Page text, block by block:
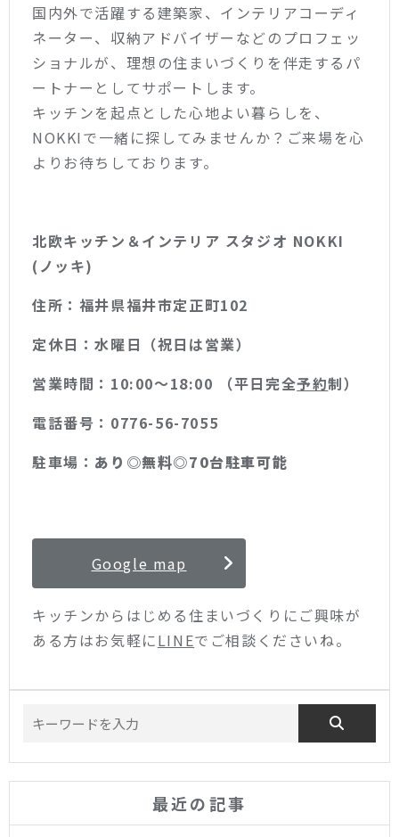
国内外で活躍する建築家、インテリアコーディ
ネーター、収納アドバイザーなどのプロフェッ
ショナルが、理想の住まいづくりを伴走するパ
ートナーとしてサポートします。
キッチンを起点とした心地よい暮らしを、
NOKKIで一緒に探してみませんか？ご来場を心
よりお待ちしております。
北欧キッチン＆インテリア スタジオ NOKKI
(ノッキ)
住所：福井県福井市定正町102
定休日：水曜日（祝日は営業）
営業時間：10:00〜18:00 （平日完全予約制）
電話番号：0776-56-7055
駐車場： あり◎無料◎70台駐車可能
Google map
キッチンからはじめる住まいづくりにご興味が
ある方はお気軽にLINEでご相談くださいね。
最近の記事